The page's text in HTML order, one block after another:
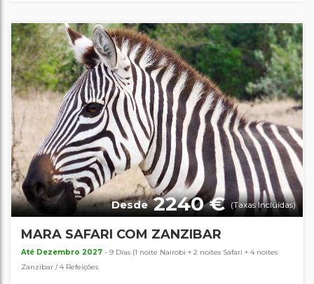
Desde2240 €(Taxas Incluídas)
MARA SAFARI COM ZANZIBAR
Até Dezembro 2027 - 9 Dias (1 noite Nairobi + 2 noites Safari + 4 noites
Zanzibar / 4 Refeições